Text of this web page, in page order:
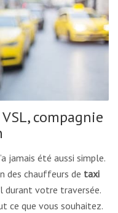
compagnie
jamais été aussi simple.
des chauffeurs de taxi
durant votre traversée.
ce que vous souhaitez.